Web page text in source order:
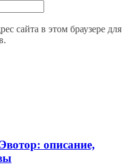
сайта в этом браузере для
описание,